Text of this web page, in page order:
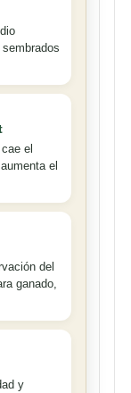
el
el
del
ganado,
y